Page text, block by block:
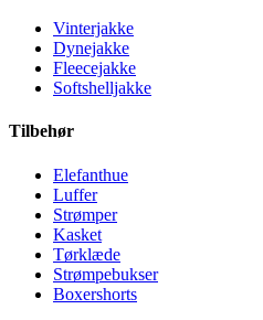
Vinterjakke
Dynejakke
Fleecejakke
Softshelljakke
Tilbehør
Elefanthue
Luffer
Strømper
Kasket
Tørklæde
Strømpebukser
Boxershorts